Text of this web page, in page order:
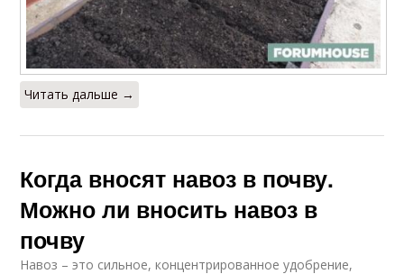
Читать дальше →
Когда вносят навоз в почву.
Можно ли вносить навоз в
почву
Навоз – это сильное, концентрированное удобрение,